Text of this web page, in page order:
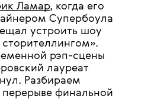
Ламар, когда его
Супербоула
устроить шоу
рэп-сцены
лауреат
Разбираем
перерыве финальной